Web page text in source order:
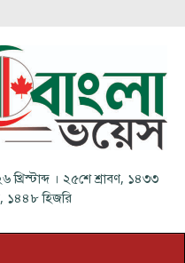
। ২৫শে শ্রাবণ, ১৪৩৩
১৪৪৮ হিজরি